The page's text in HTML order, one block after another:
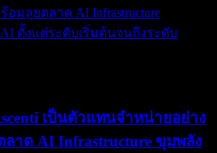
เป็นตัวแทนจำหน่ายอย่าง
ลาด AI Infrastructure ขุมพลัง